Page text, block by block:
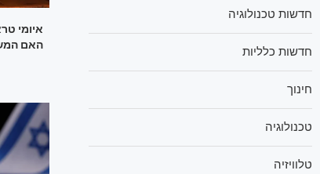
איומי
האם
חדשות טכנולוגיה
חדשות כלליות
חינוך
טכנולוגיה
טלוויזיה